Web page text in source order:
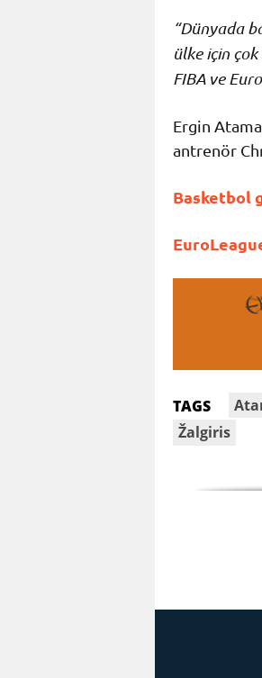
“Dünyada
ülke için
FIBA ve
Ergin
antrenör
Basketbol
TAGS
Žalgiris